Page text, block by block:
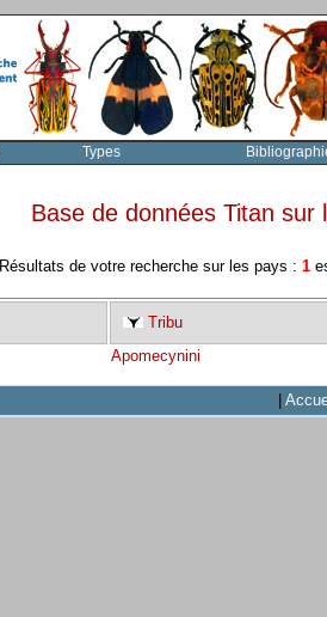
Types
Base de données Titan
Résultats de votre recherche sur les pays : 1
Tribu
Apomecynini